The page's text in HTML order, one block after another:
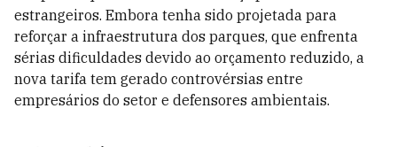
estrangeiros. Embora tenha sido projetada para
reforçar a infraestrutura dos parques, que enfrenta
sérias dificuldades devido ao orçamento reduzido, a
nova tarifa tem gerado controvérsias entre
empresários do setor e defensores ambientais.